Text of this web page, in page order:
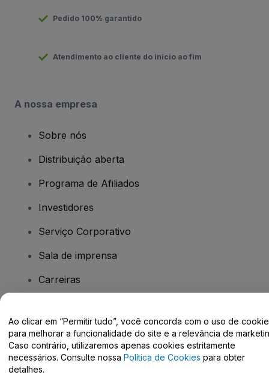
Pedido 100% garantido
Atendimento ao cliente do início ao fim
A nossa empresa
Sobre nós
Distribuição aberta
Programa de Afiliados
Investidores
Serviço Corporativo
Sala de imprensa
Carreiras
Tem dúvidas?
Centro de Ajuda / Fale Conosco
Ao clicar em “Permitir tudo”, você concorda com o uso de
para melhorar a funcionalidade do site e a relevância de
Caso contrário, utilizaremos apenas cookies estritamente
necessários. Consulte nossa Política de Cookies para obter
detalhes.